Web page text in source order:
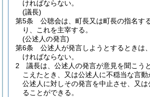
ければならない。
(議長)
第5条
公聴会は、町長又は町長の指名す
り、これを主宰する。
(公述人の発言)
第6条
公述人が発言しようとするときは
ければならない。
2
議長は、公述人の発言が意見を聞こう
こえたとき、又は公述人に不穏当な言動
公述人に対しその発言を中止させ、又
ることができる。